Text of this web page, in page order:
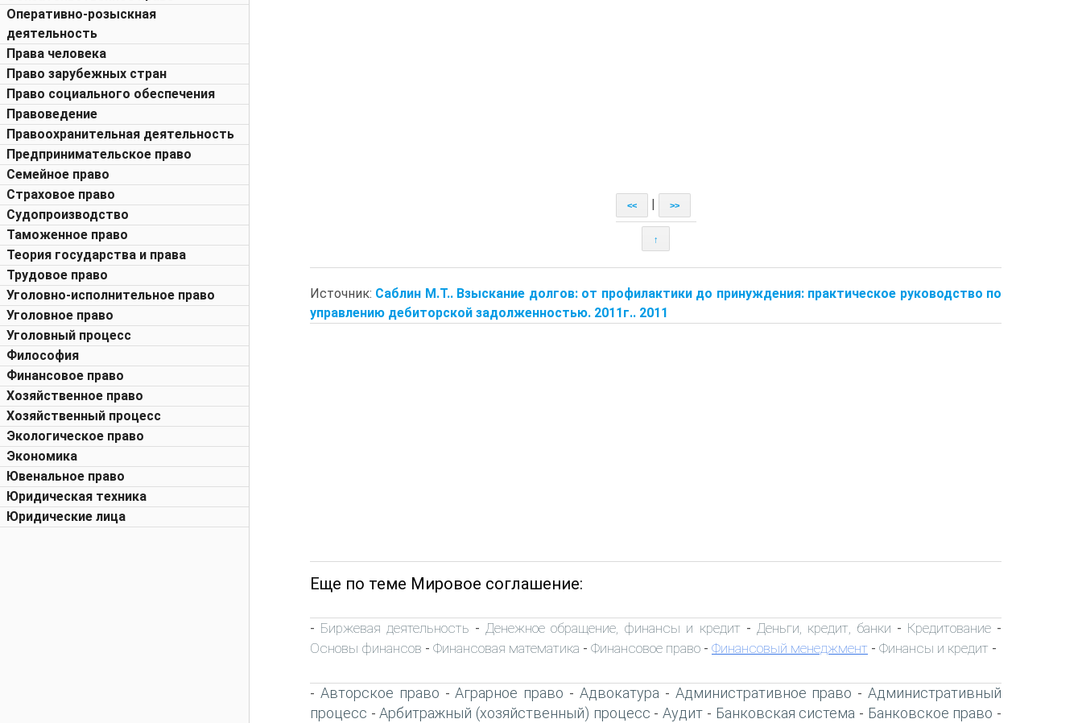
Оперативно-розыскная
деятельность
Права человека
Право зарубежных стран
Право социального обеспечения
Правоведение
Правоохранительная деятельность
Предпринимательское право
Семейное право
Страховое право
Судопроизводство
Таможенное право
Теория государства и права
Трудовое право
Уголовно-исполнительное право
Уголовное право
Уголовный процесс
Философия
Финансовое право
Хозяйственное право
Хозяйственный процесс
Экологическое право
Экономика
Ювенальное право
Юридическая техника
Юридические лица
<< >>
↑
Источник: Саблин М.Т.. Взыскание долгов: от профилактики до принуждения: практическое руководство по
управлению дебиторской задолженностью. 2011г.. 2011
Еще по теме Мировое соглашение:
- Биржевая деятельность - Денежное обращение, финансы и кредит - Деньги, кредит, банки - Кредитование -
Основы финансов - Финансовая математика - Финансовое право - Финансовый менеджмент - Финансы и кредит -
- Авторское право -Аграрное право - Адвокатура - Административное право -Административный
процесс -Арбитражный (хозяйственный) процесс -Аудит - Банковская система - Банковское право -